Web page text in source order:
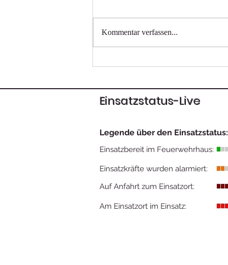
Kommentar verfassen...
Einsatzstatus-Live
Legende über den Einsatzstatus:
Einsatzbereit im Feuerwehrhaus:
Einsatzkräfte wurden alarmiert:
Auf Anfahrt zum Einsatzort:
Am Einsatzort im Einsatz: